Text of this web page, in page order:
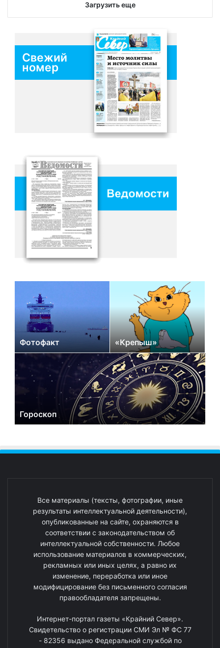
Загрузить еще
Свежий
номер
Фотофакт «Крепыш»
Гороскоп
Все материалы (тексты, фотографии, иные
результаты интеллектуальной деятельности),
опубликованные на сайте, охраняются в
соответствии с законодательством об
интеллектуальной собственности. Любое
использование материалов в коммерческих,
рекламных или иных целях, а равно их
изменение, переработка или иное
модифицирование без письменного согласия
правообладателя запрещены.
Интернет-портал газеты «Крайний Север».
Свидетельство о регистрации СМИ Эл № ФС 77
- 82356 выдано Федеральной службой по